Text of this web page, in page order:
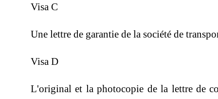
Visa C
Une lettre de garantie de la société de
Visa D
L'original et la photocopie de la lettre de